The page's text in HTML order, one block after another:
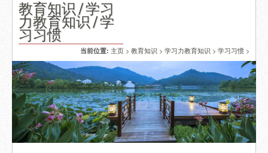
教育知识 / 学习
力教育知识 / 学
习习惯
当前位置: 主页 > 教育知识 > 学习力教育知识 > 学习习惯 >